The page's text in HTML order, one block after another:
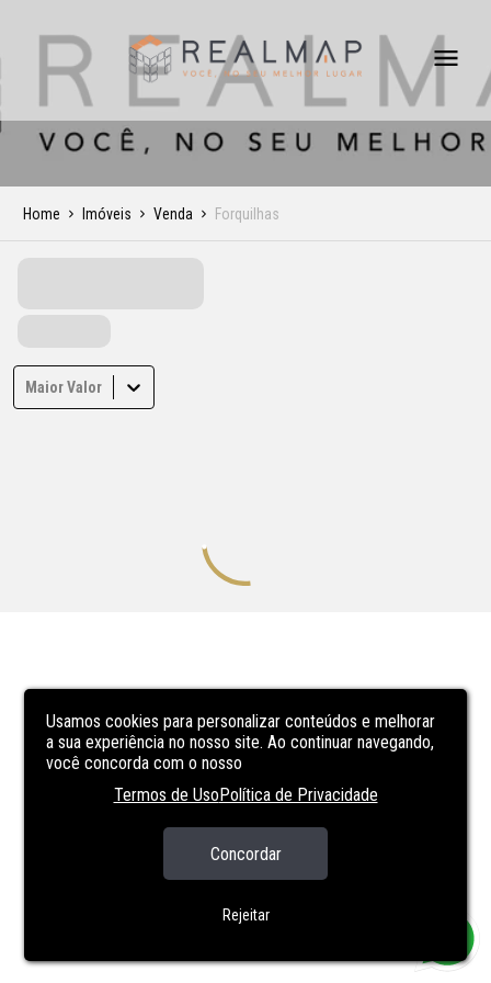
Usamos cookies para personalizar conteúdos e melhorar
a sua experiência no nosso site. Ao continuar navegando,
você concorda com o nosso
Termos de UsoPolítica de Privacidade
Concordar
Rejeitar
Home Imóveis Venda Forquilhas
Maior Valor